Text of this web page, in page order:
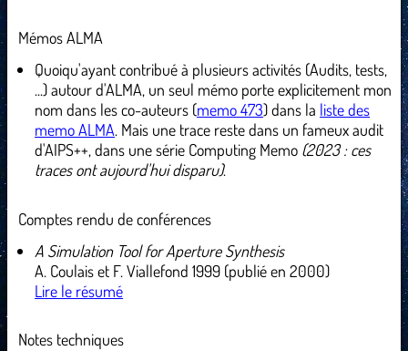
Mémos ALMA
Quoiqu'ayant contribué à plusieurs activités (Audits, tests,
...) autour d'ALMA, un seul mémo porte explicitement mon
nom dans les co-auteurs (memo 473) dans la liste des
memo ALMA. Mais une trace reste dans un fameux audit
d'AIPS++, dans une série Computing Memo (2023 : ces
traces ont aujourd'hui disparu).
Comptes rendu de conférences
A Simulation Tool for Aperture Synthesis
A. Coulais et F. Viallefond 1999 (publié en 2000)
Lire le résumé
Notes techniques